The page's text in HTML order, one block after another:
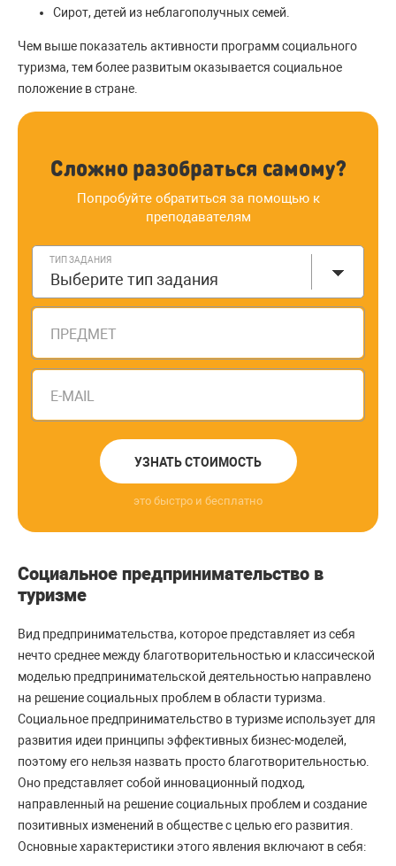
Сирот, детей из неблагополучных семей.
Чем выше показатель активности программ социального
туризма, тем более развитым оказывается социальное
положение в стране.
Сложно разобраться самому?
Попробуйте обратиться за помощью к
преподавателям
ТИП ЗАДАНИЯ
Выберите тип задания
ПРЕДМЕТ
E-MAIL
УЗНАТЬ СТОИМОСТЬ
это быстро и бесплатно
Социальное предпринимательство в
туризме
Вид предпринимательства, которое представляет из себя
нечто среднее между благотворительностью и классической
моделью предпринимательской деятельностью направлено
на решение социальных проблем в области туризма.
Социальное предпринимательство в туризме использует для
развития идеи принципы эффективных бизнес-моделей,
поэтому его нельзя назвать просто благотворительностью.
Оно представляет собой инновационный подход,
направленный на решение социальных проблем и создание
позитивных изменений в обществе с целью его развития.
Основные характеристики этого явления включают в себя: